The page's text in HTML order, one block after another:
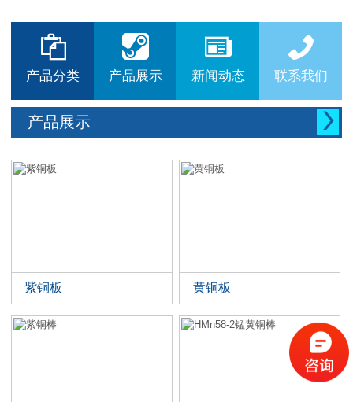



产品分类

产品展示

新闻动态

联系我们
产品展示 
紫铜板 黄铜板